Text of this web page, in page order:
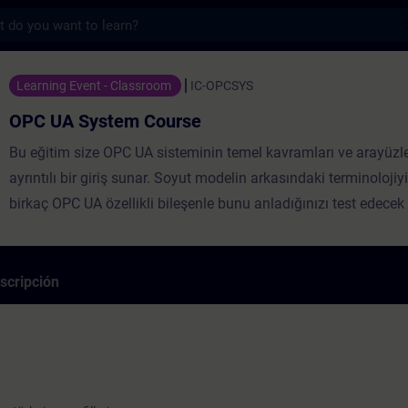
Course - Entrenamiento -
Learning Event - Classroom IC-OPCSYS
OPC UA System Course
Bu eğitim size OPC UA sisteminin temel kavramları ve
ayrıntılı bir giriş sunar. Soyut modelin arkasındaki
birkaç OPC UA özellikli bileşenle bunu anladığınızı test edecek
alıştırmalarla yapılandıracak ve programlayacaksınız. Sürekli
konsepti sizi yavaş yavaş OPC UA iletişimine dayalı tek bir